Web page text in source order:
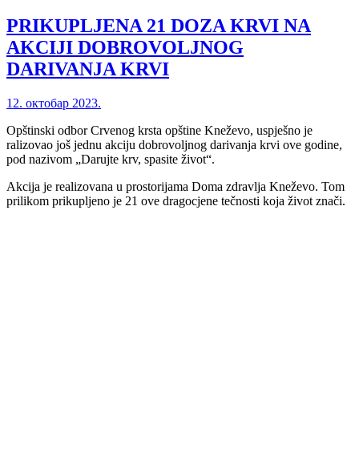
PRIKUPLJENA 21 DOZA KRVI NA
AKCIJI DOBROVOLJNOG
DARIVANJA KRVI
12. октобар 2023.
Opštinski odbor Crvenog krsta opštine Kneževo, uspješno je
ralizovao još jednu akciju dobrovoljnog darivanja krvi ove godine,
pod nazivom „Darujte krv, spasite život“.
Akcija je realizovana u prostorijama Doma zdravlja Kneževo. Tom
prilikom prikupljeno je 21 ove dragocjene tečnosti koja život znači.